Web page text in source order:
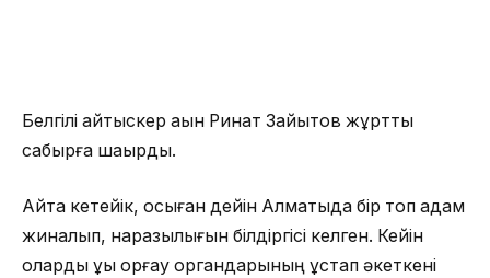
Белгілі айтыскер ақын Ринат Зайытов жұртты
сабырға шақырды.
Айта кетейік, осыған дейін Алматыда бір топ адам
жиналып, наразылығын білдіргісі келген. Кейін
оларды құқық қорғау органдарының ұстап әкеткені